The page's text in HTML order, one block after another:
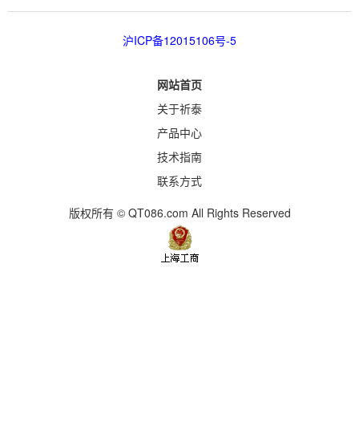
沪ICP备12015106号-5
网站首页
关于祈泰
产品中心
技术指南
联系方式
版权所有 © QT086.com All Rights Reserved